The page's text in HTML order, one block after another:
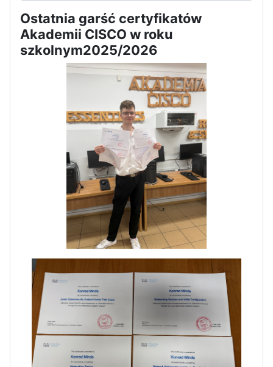
Ostatnia garść certyfikatów
Akademii CISCO w roku
szkolnym2025/2026